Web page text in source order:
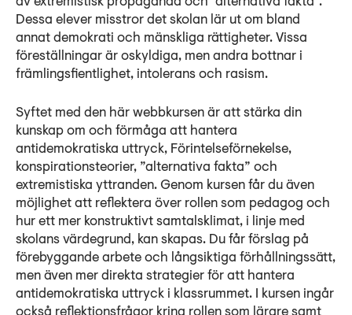
English
Dessa elever misstror det skolan lär ut om bland
annat demokrati och mänskliga rättigheter. Vissa
föreställningar är oskyldiga, men andra bottnar i
främlingsfientlighet, intolerans och rasism.
Syftet med den här webbkursen är att stärka din
kunskap om och förmåga att hantera
antidemokratiska uttryck, Förintelseförnekelse,
konspirationsteorier, ”alternativa fakta” och
extremistiska yttranden. Genom kursen får du även
möjlighet att reflektera över rollen som pedagog och
hur ett mer konstruktivt samtalsklimat, i linje med
skolans värdegrund, kan skapas. Du får förslag på
förebyggande arbete och långsiktiga förhållningssätt,
men även mer direkta strategier för att hantera
antidemokratiska uttryck i klassrummet. I kursen ingår